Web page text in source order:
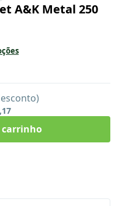
A&K Metal 250
carrinho